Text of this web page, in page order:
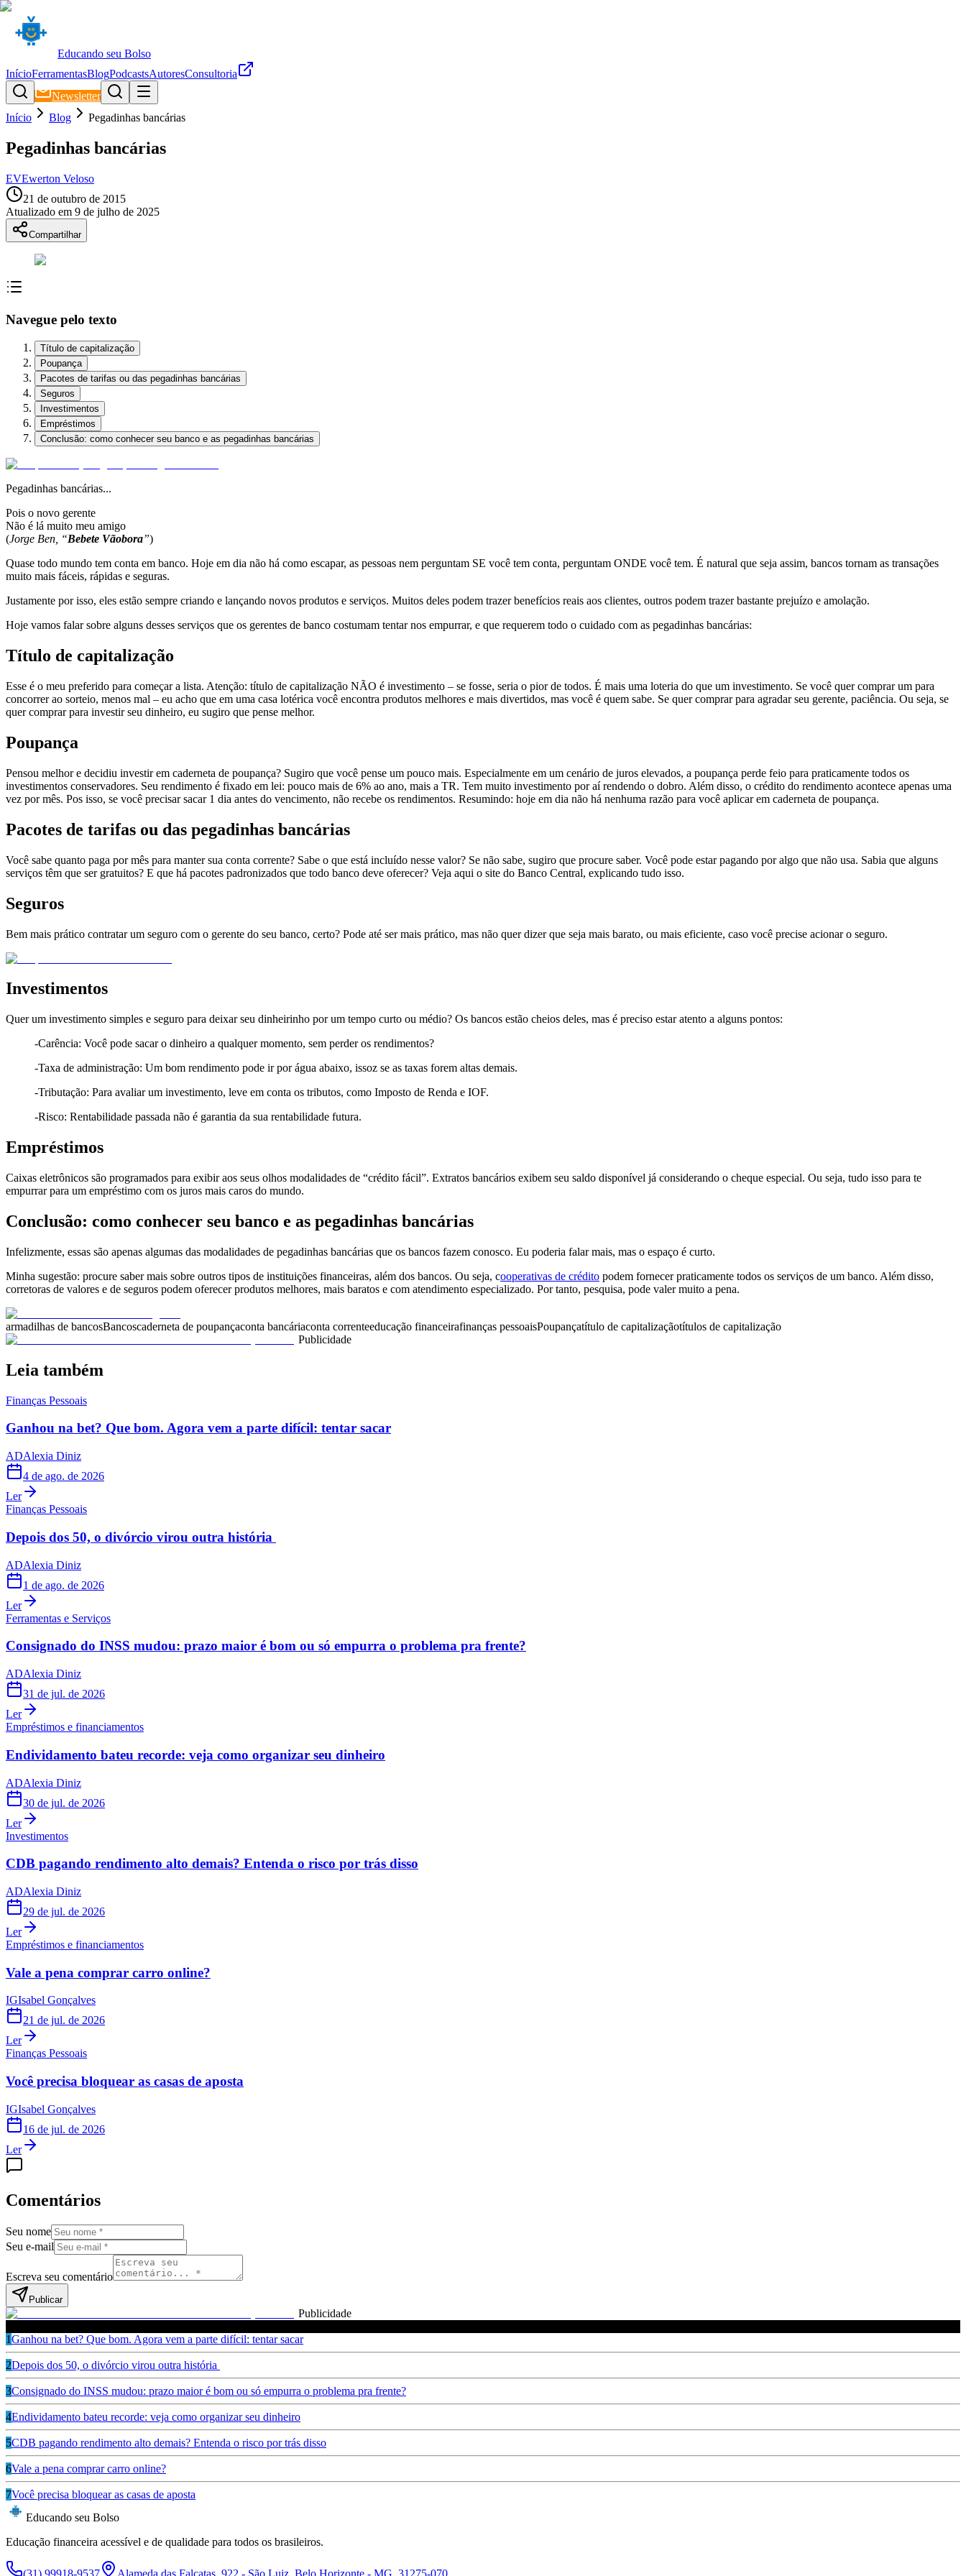
Educando seu Bolso
InícioFerramentasBlogPodcastsAutoresConsultoria
Newsletter
Início
Blog Pegadinhas bancárias
Pegadinhas bancárias
EVEwerton Veloso
21 de outubro de 2015
Atualizado em 9 de julho de 2025
Compartilhar
Navegue pelo texto
Título de capitalização
Poupança
Pacotes de tarifas ou das pegadinhas bancárias
Seguros
Investimentos
Empréstimos
Conclusão: como conhecer seu banco e as pegadinhas bancárias
Pegadinhas bancárias...
Pois o novo gerente
Não é lá muito meu amigo
(Jorge Ben, “Bebete Vãobora”)
Quase todo mundo tem conta em banco. Hoje em dia não há como escapar, as pessoas nem perguntam SE você tem conta, perguntam ONDE você tem. É natural que seja assim, bancos tornam as transações
muito mais fáceis, rápidas e seguras.
Justamente por isso, eles estão sempre criando e lançando novos produtos e serviços. Muitos deles podem trazer benefícios reais aos clientes, outros podem trazer bastante prejuízo e amolação.
Hoje vamos falar sobre alguns desses serviços que os gerentes de banco costumam tentar nos empurrar, e que requerem todo o cuidado com as pegadinhas bancárias:
Título de capitalização
Esse é o meu preferido para começar a lista. Atenção: título de capitalização NÃO é investimento – se fosse, seria o pior de todos. É mais uma loteria do que um investimento. Se você quer comprar um para
concorrer ao sorteio, menos mal – eu acho que em uma casa lotérica você encontra produtos melhores e mais divertidos, mas você é quem sabe. Se quer comprar para agradar seu gerente, paciência. Ou seja, se
quer comprar para investir seu dinheiro, eu sugiro que pense melhor.
Poupança
Pensou melhor e decidiu investir em caderneta de poupança? Sugiro que você pense um pouco mais. Especialmente em um cenário de juros elevados, a poupança perde feio para praticamente todos os
investimentos conservadores. Seu rendimento é fixado em lei: pouco mais de 6% ao ano, mais a TR. Tem muito investimento por aí rendendo o dobro. Além disso, o crédito do rendimento acontece apenas uma
vez por mês. Pos isso, se você precisar sacar 1 dia antes do vencimento, não recebe os rendimentos. Resumindo: hoje em dia não há nenhuma razão para você aplicar em caderneta de poupança.
Pacotes de tarifas ou das pegadinhas bancárias
Você sabe quanto paga por mês para manter sua conta corrente? Sabe o que está incluído nesse valor? Se não sabe, sugiro que procure saber. Você pode estar pagando por algo que não usa. Sabia que alguns
serviços têm que ser gratuitos? E que há pacotes padronizados que todo banco deve oferecer? Veja aqui o site do Banco Central, explicando tudo isso.
Seguros
Bem mais prático contratar um seguro com o gerente do seu banco, certo? Pode até ser mais prático, mas não quer dizer que seja mais barato, ou mais eficiente, caso você precise acionar o seguro.
Investimentos
Quer um investimento simples e seguro para deixar seu dinheirinho por um tempo curto ou médio? Os bancos estão cheios deles, mas é preciso estar atento a alguns pontos:
-Carência: Você pode sacar o dinheiro a qualquer momento, sem perder os rendimentos?
-Taxa de administração: Um bom rendimento pode ir por água abaixo, issoz se as taxas forem altas demais.
-Tributação: Para avaliar um investimento, leve em conta os tributos, como Imposto de Renda e IOF.
-Risco: Rentabilidade passada não é garantia da sua rentabilidade futura.
Empréstimos
Caixas eletrônicos são programados para exibir aos seus olhos modalidades de “crédito fácil”. Extratos bancários exibem seu saldo disponível já considerando o cheque especial. Ou seja, tudo isso para te
empurrar para um empréstimo com os juros mais caros do mundo.
Conclusão: como conhecer seu banco e as pegadinhas bancárias
Infelizmente, essas são apenas algumas das modalidades de pegadinhas bancárias que os bancos fazem conosco. Eu poderia falar mais, mas o espaço é curto.
Minha sugestão: procure saber mais sobre outros tipos de instituições financeiras, além dos bancos. Ou seja, cooperativas de crédito podem fornecer praticamente todos os serviços de um banco. Além disso,
corretoras de valores e de seguros podem oferecer produtos melhores, mais baratos e com atendimento especializado. Por tanto, pesquisa, pode valer muito a pena.
armadilhas de bancosBancoscaderneta de poupançaconta bancáriaconta correnteeducação financeirafinanças pessoaisPoupançatítulo de capitalizaçãotítulos de capitalização
Publicidade
Leia também
Finanças Pessoais
Ganhou na bet? Que bom. Agora vem a parte difícil: tentar sacar
ADAlexia Diniz
4 de ago. de 2026
Ler
Finanças Pessoais
Depois dos 50, o divórcio virou outra história
ADAlexia Diniz
1 de ago. de 2026
Ler
Ferramentas e Serviços
Consignado do INSS mudou: prazo maior é bom ou só empurra o problema pra frente?
ADAlexia Diniz
31 de jul. de 2026
Ler
Empréstimos e financiamentos
Endividamento bateu recorde: veja como organizar seu dinheiro
ADAlexia Diniz
30 de jul. de 2026
Ler
Investimentos
CDB pagando rendimento alto demais? Entenda o risco por trás disso
ADAlexia Diniz
29 de jul. de 2026
Ler
Empréstimos e financiamentos
Vale a pena comprar carro online?
IGIsabel Gonçalves
21 de jul. de 2026
Ler
Finanças Pessoais
Você precisa bloquear as casas de aposta
IGIsabel Gonçalves
16 de jul. de 2026
Ler
Comentários
Seu nome
Seu e-mail
Escreva seu comentário
Publicar
Publicidade
1Ganhou na bet? Que bom. Agora vem a parte difícil: tentar sacar
2Depois dos 50, o divórcio virou outra história
3Consignado do INSS mudou: prazo maior é bom ou só empurra o problema pra frente?
4Endividamento bateu recorde: veja como organizar seu dinheiro
5CDB pagando rendimento alto demais? Entenda o risco por trás disso
6Vale a pena comprar carro online?
7Você precisa bloquear as casas de aposta
Educando seu Bolso
Educação financeira acessível e de qualidade para todos os brasileiros.
(31) 99918-9537 Alameda das Falcatas, 922 - São Luiz, Belo Horizonte - MG, 31275-070